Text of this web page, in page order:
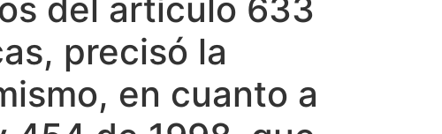
del artículo 633
precisó la
en cuanto a